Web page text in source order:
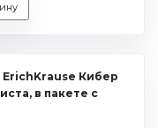
Кибер
в пакете с